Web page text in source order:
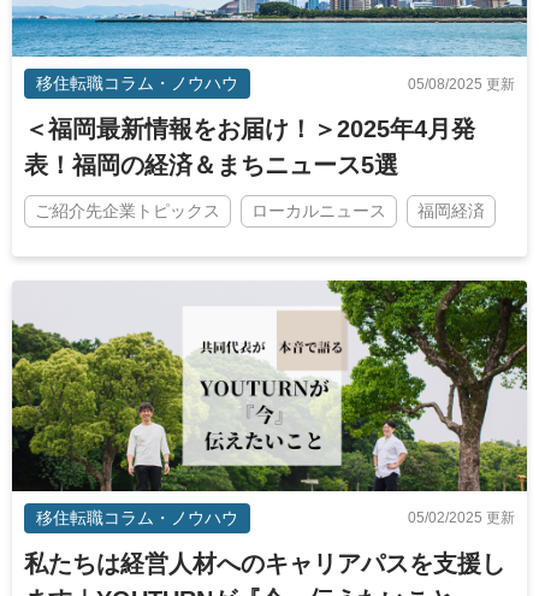
移住転職コラム・ノウハウ 05/08/2025 更新
＜福岡最新情報をお届け！＞2025年4月発
表！福岡の経済＆まちニュース5選
ご紹介先企業トピックス ローカルニュース 福岡経済
移住転職コラム・ノウハウ 05/02/2025 更新
私たちは経営人材へのキャリアパスを支援し